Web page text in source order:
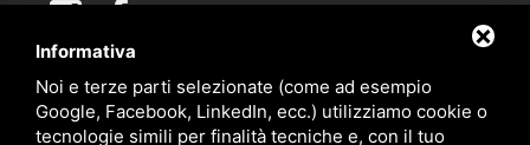
Partner
Informativa
Noi e terze parti selezionate (come ad esempio
Google, Facebook, LinkedIn, ecc.) utilizziamo cookie o
tecnologie simili per finalità tecniche e, con il tuo